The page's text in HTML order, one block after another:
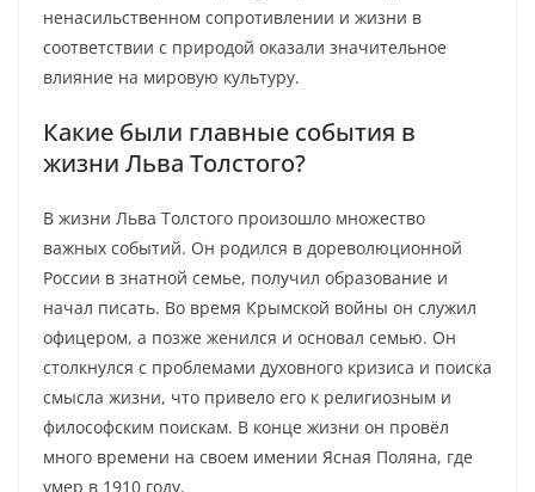
ненасильственном сопротивлении и жизни в
соответствии с природой оказали значительное
влияние на мировую культуру.
Какие были главные события в
жизни Льва Толстого?
В жизни Льва Толстого произошло множество
важных событий. Он родился в дореволюционной
России в знатной семье, получил образование и
начал писать. Во время Крымской войны он служил
офицером, а позже женился и основал семью. Он
столкнулся с проблемами духовного кризиса и поиска
смысла жизни, что привело его к религиозным и
философским поискам. В конце жизни он провёл
много времени на своем имении Ясная Поляна, где
умер в 1910 году.